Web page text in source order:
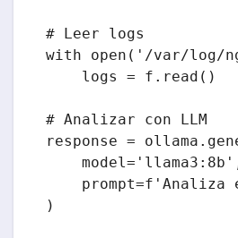
# Leer logs
with open('/var/
    logs = f.read()
# Analizar con LLM
response =
prompt=f'Analiza
)